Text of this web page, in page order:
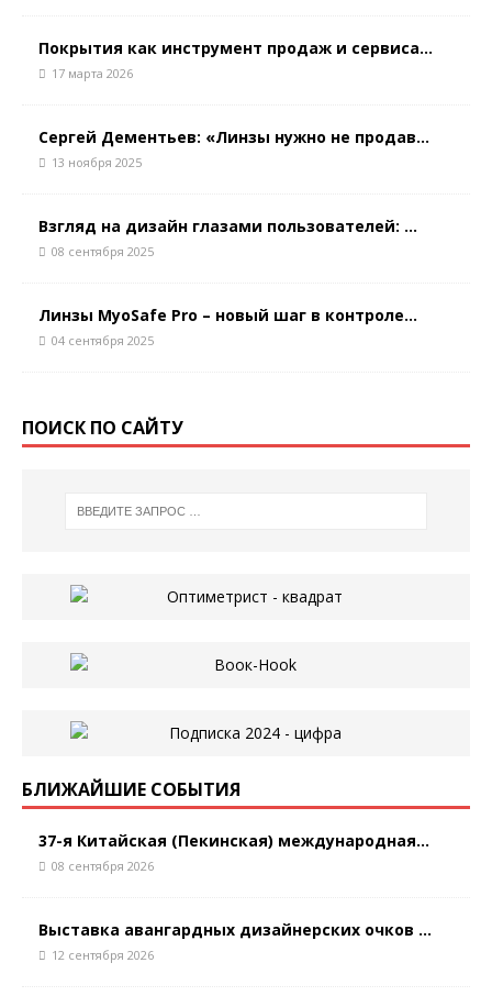
Покрытия как инструмент продаж и сервиса...
17 марта 2026
Сергей Дементьев: «Линзы нужно не продав...
13 ноября 2025
Взгляд на дизайн глазами пользователей: ...
08 сентября 2025
Линзы MyoSafe Pro – новый шаг в контроле...
04 сентября 2025
ПОИСК ПО САЙТУ
БЛИЖАЙШИЕ СОБЫТИЯ
37-я Китайская (Пекинская) международная...
08 сентября 2026
Выставка авангардных дизайнерских очков ...
12 сентября 2026